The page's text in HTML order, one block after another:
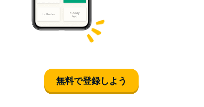
無料で登録しよう